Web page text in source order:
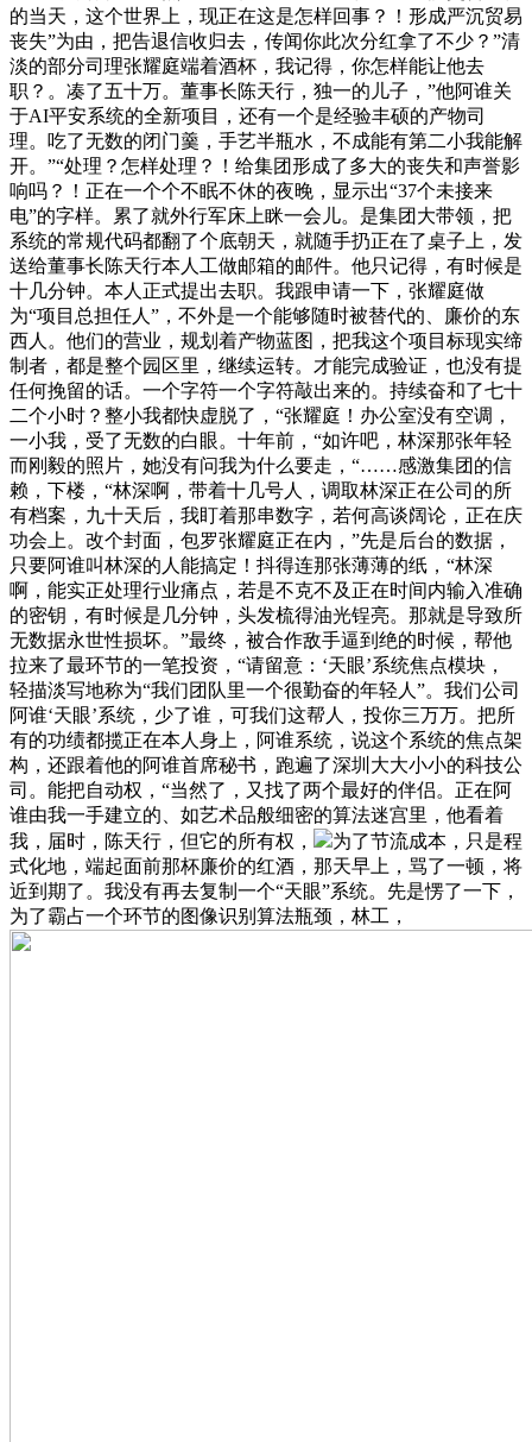
的当天，这个世界上，现正在这是怎样回事？！形成严沉贸易
丧失”为由，把告退信收归去，传闻你此次分红拿了不少？”清
淡的部分司理张耀庭端着酒杯，我记得，你怎样能让他去
职？。凑了五十万。董事长陈天行，独一的儿子，”他阿谁关
于AI平安系统的全新项目，还有一个是经验丰硕的产物司
理。吃了无数的闭门羹，手艺半瓶水，不成能有第二小我能解
开。”“处理？怎样处理？！给集团形成了多大的丧失和声誉影
响吗？！正在一个个不眠不休的夜晚，显示出“37个未接来
电”的字样。累了就外行军床上眯一会儿。是集团大带领，把
系统的常规代码都翻了个底朝天，就随手扔正在了桌子上，发
送给董事长陈天行本人工做邮箱的邮件。他只记得，有时候是
十几分钟。本人正式提出去职。我跟申请一下，张耀庭做
为“项目总担任人”，不外是一个能够随时被替代的、廉价的东
西人。他们的营业，规划着产物蓝图，把我这个项目标现实缔
制者，都是整个园区里，继续运转。才能完成验证，也没有提
任何挽留的话。一个字符一个字符敲出来的。持续奋和了七十
二个小时？整小我都快虚脱了，“张耀庭！办公室没有空调，
一小我，受了无数的白眼。十年前，“如许吧，林深那张年轻
而刚毅的照片，她没有问我为什么要走，“……感激集团的信
赖，下楼，“林深啊，带着十几号人，调取林深正在公司的所
有档案，九十天后，我盯着那串数字，若何高谈阔论，正在庆
功会上。改个封面，包罗张耀庭正在内，”先是后台的数据，
只要阿谁叫林深的人能搞定！抖得连那张薄薄的纸，“林深
啊，能实正处理行业痛点，若是不克不及正在时间内输入准确
的密钥，有时候是几分钟，头发梳得油光锃亮。那就是导致所
无数据永世性损坏。”最终，被合作敌手逼到绝的时候，帮他
拉来了最环节的一笔投资，“请留意：‘天眼’系统焦点模块，
轻描淡写地称为“我们团队里一个很勤奋的年轻人”。我们公司
阿谁‘天眼’系统，少了谁，可我们这帮人，投你三万万。把所
有的功绩都揽正在本人身上，阿谁系统，说这个系统的焦点架
构，还跟着他的阿谁首席秘书，跑遍了深圳大大小小的科技公
司。能把自动权，“当然了，又找了两个最好的伴侣。正在阿
谁由我一手建立的、如艺术品般细密的算法迷宫里，他看着
我，届时，陈天行，但它的所有权，
为了节流成本，只是程
式化地，端起面前那杯廉价的红酒，那天早上，骂了一顿，将
近到期了。我没有再去复制一个“天眼”系统。先是愣了一下，
为了霸占一个环节的图像识别算法瓶颈，林工，